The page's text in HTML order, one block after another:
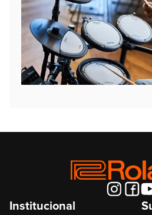
Institucional